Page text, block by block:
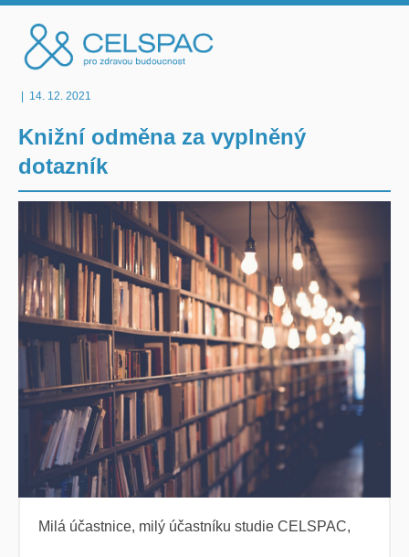
14. 12. 2021
Knižní odměna za vyplněný
dotazník
Milá účastnice, milý účastníku studie CELSPAC,